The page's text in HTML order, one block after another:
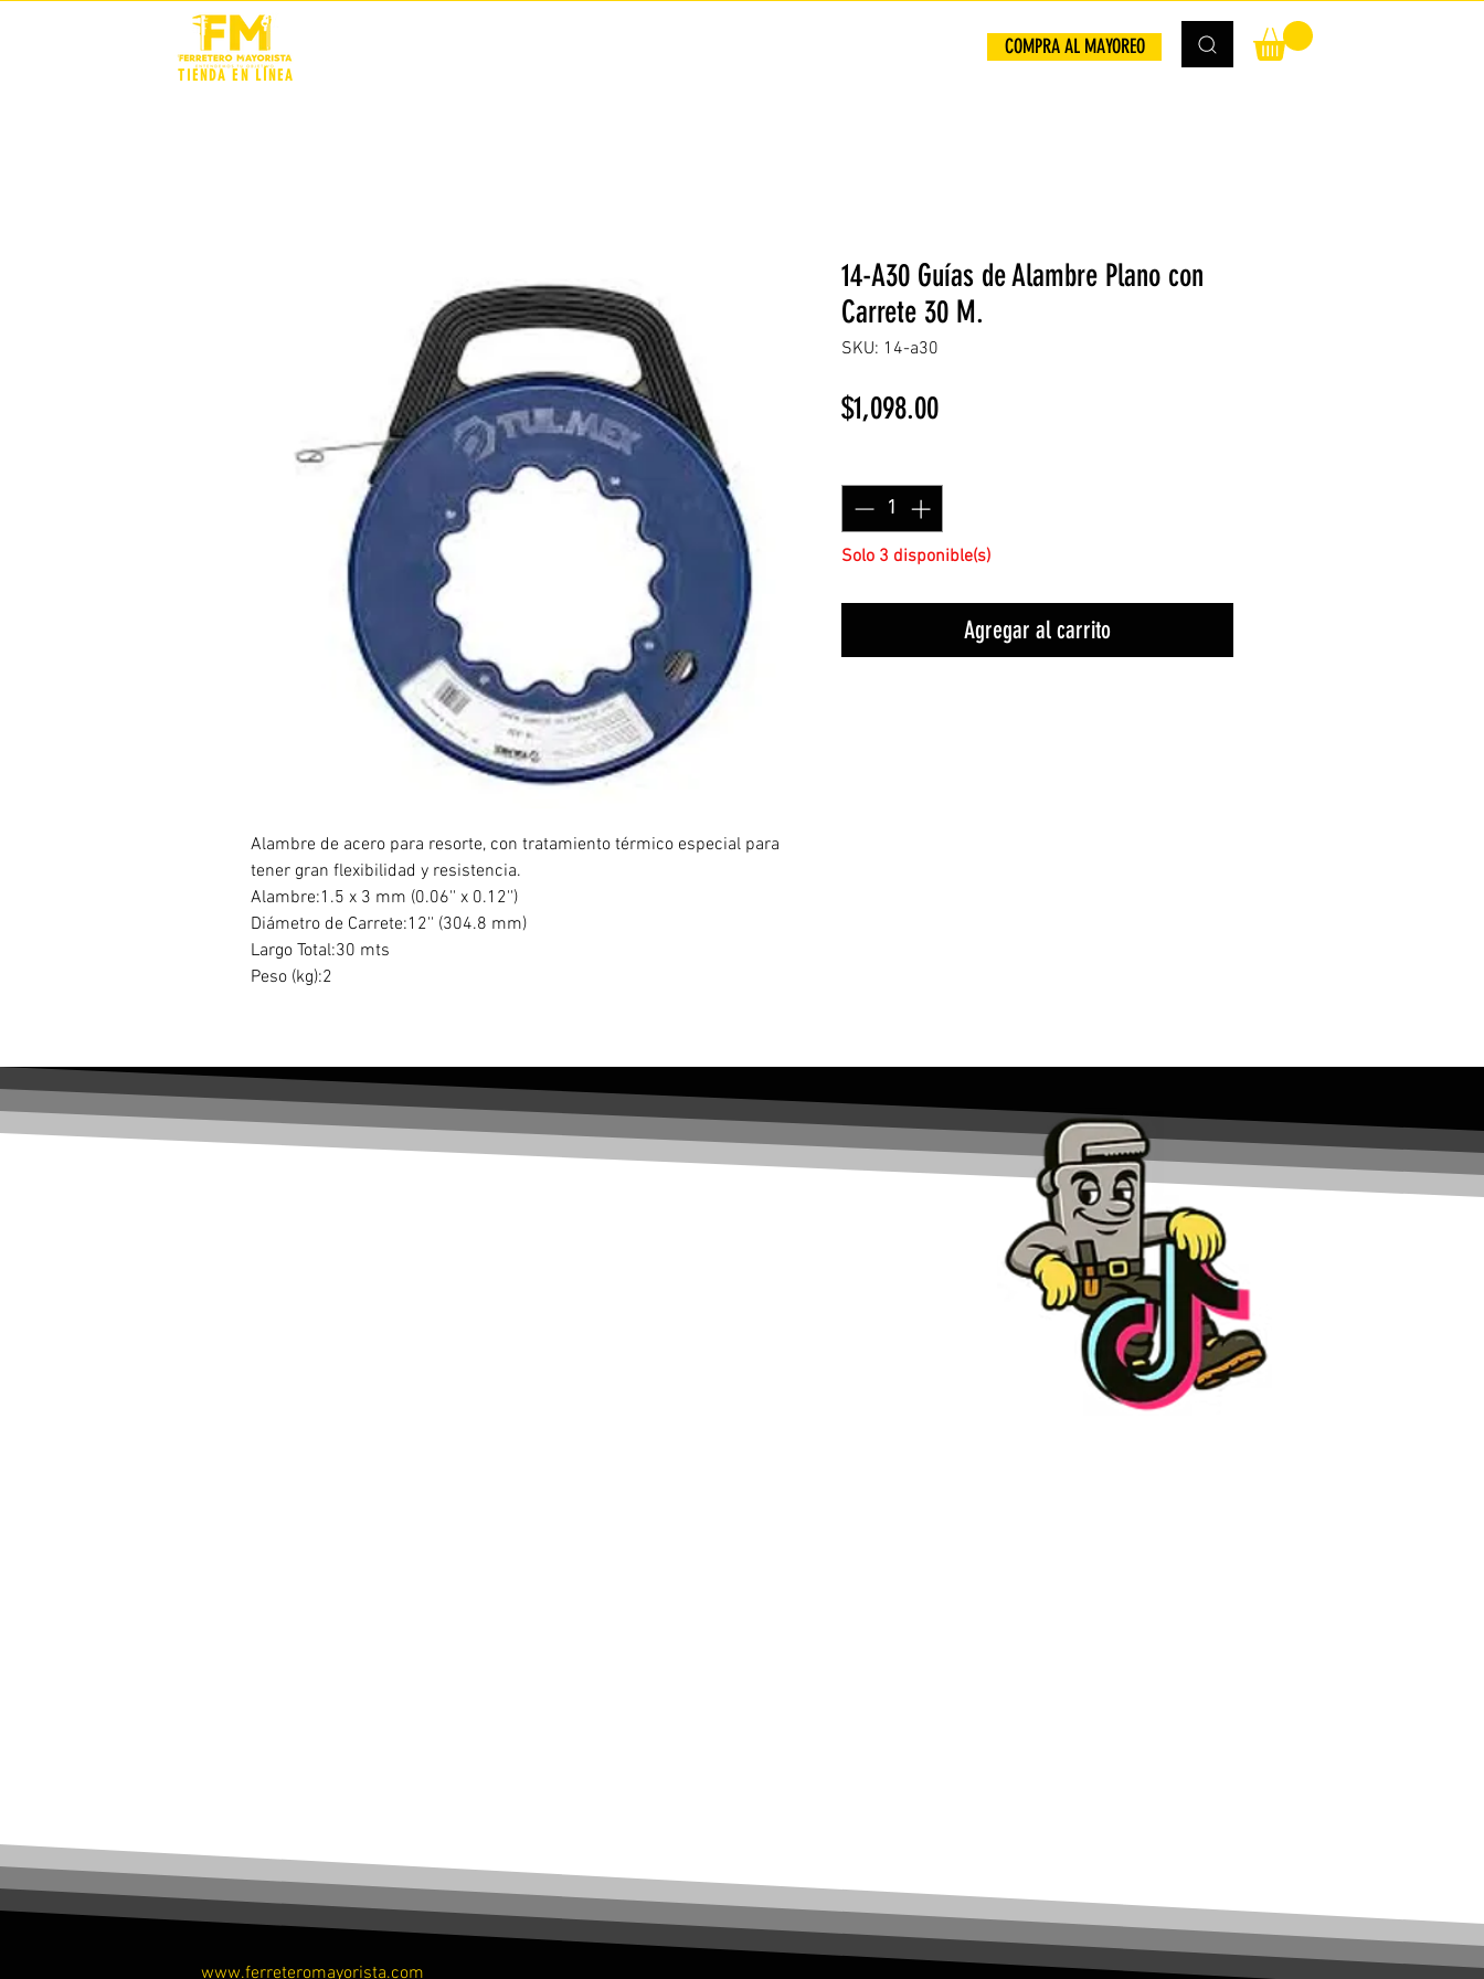
TIENDA EN LÍNEA
COMPRA AL MAYOREO
Alambre de acero para resorte, con tratamiento térmico especial para
tener gran flexibilidad y resistencia.
Alambre:1.5 x 3 mm (0.06'' x 0.12'')
Diámetro de Carrete:12'' (304.8 mm)
Largo Total:30 mts
Peso (kg):2
14-A30 Guías de Alambre Plano con
Carrete 30 M.
SKU: 14-a30
$1,098.00Precio
Solo 3 disponible(s)
Agregar al carrito
www.ferreteromayorista.com